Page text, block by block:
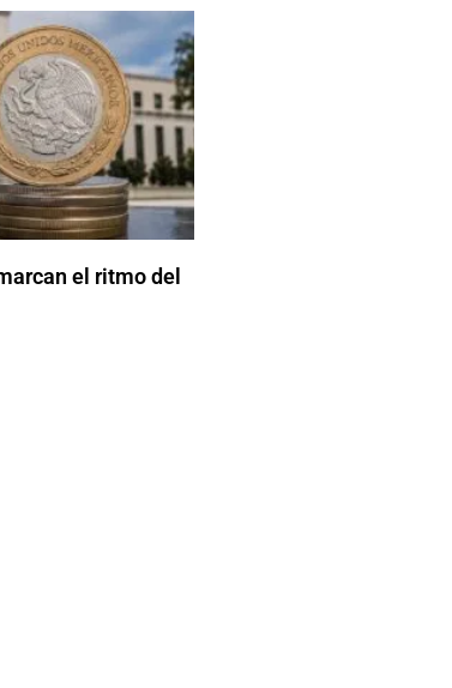
el ritmo del